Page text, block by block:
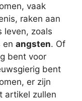
vaak
raken aan
leven, zoals
en angsten. Of
bent voor
bent
er zijn
artikel zullen